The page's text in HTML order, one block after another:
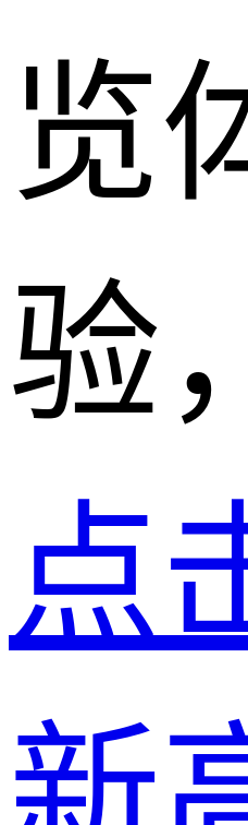
览
验，
点